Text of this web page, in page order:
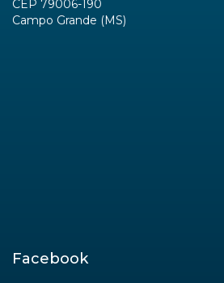
CEP 79006-190
Campo Grande (MS)
Facebook